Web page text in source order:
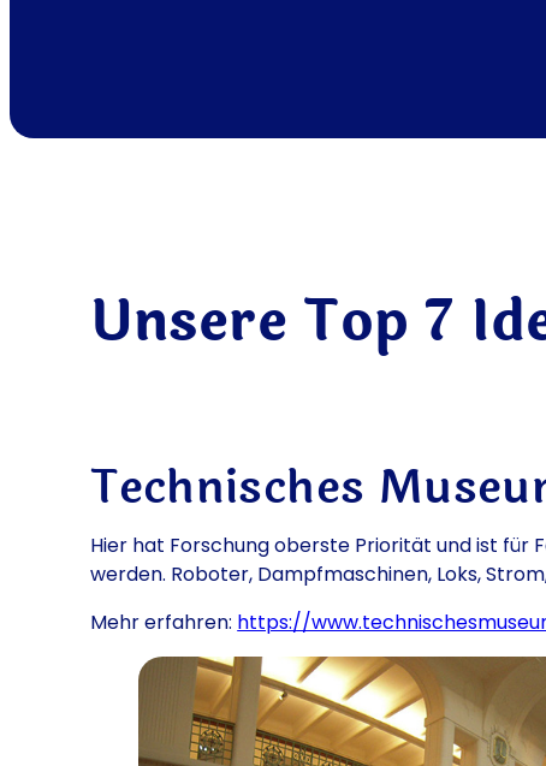
Unsere Top 7
Technisches
Hier hat Forschung oberste Priorität und ist für
werden. Roboter, Dampfmaschinen, Loks,
Mehr erfahren: https://